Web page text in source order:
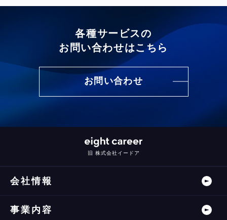
各種サービスの
お問い合わせはこちら
お問い合わせ
旧 株式会社イードア
会社情報
事業内容